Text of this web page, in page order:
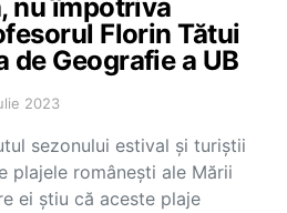
nu împotriva
Florin Tătui
de Geografie a UB
2023
sezonului estival și turiștii
plajele românești ale Mării
ei știu că aceste plaje